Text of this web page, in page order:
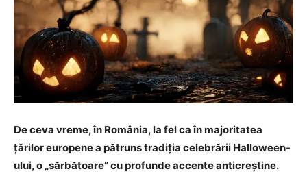
De ceva vreme, în România, la fel ca în majoritatea
ţărilor europene a pătruns tradiţia celebrării Halloween-
ului, o „sărbătoare” cu profunde accente anticreştine.